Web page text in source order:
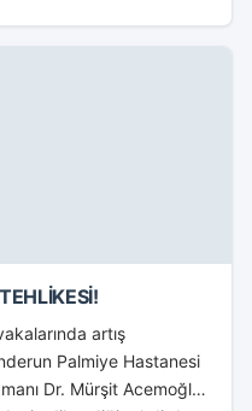
artış
Palmiye Hastanesi
Dr. Mürşit Acemoğlu,